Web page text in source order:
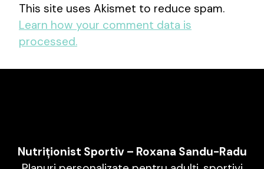
This site uses Akismet to reduce spam.
Learn how your comment data is
processed.
Nutriționist Sportiv – Roxana Sandu-Radu